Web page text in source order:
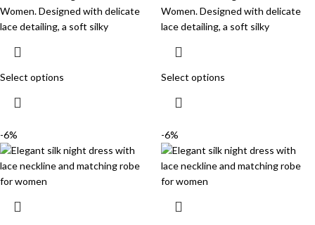
Women. Designed with delicate
lace detailing, a soft silky
Select options
Women. Designed with delicate
lace detailing, a soft silky
Select options
-6% -6%